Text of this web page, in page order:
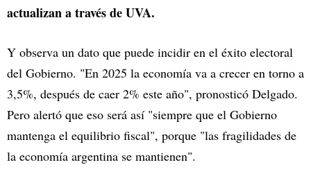
actualizan a través de UVA.
Y observa un dato que puede incidir en el éxito electoral
del Gobierno. "En 2025 la economía va a crecer en torno a
3,5%, después de caer 2% este año", pronosticó Delgado.
Pero alertó que eso será así "siempre que el Gobierno
mantenga el equilibrio fiscal", porque "las fragilidades de
la economía argentina se mantienen".